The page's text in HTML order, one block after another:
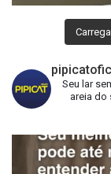
Seu lar
areia do